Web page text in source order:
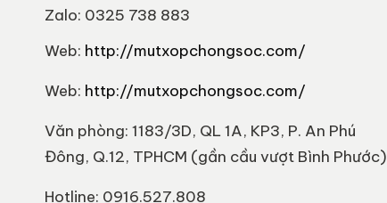
Zalo: 0325 738 883
Web: http://mutxopchongsoc.com/
Web: http://mutxopchongsoc.com/
Văn phòng: 1183/3D, QL 1A, KP3, P. An Phú
Đông, Q.12, TPHCM (gần cầu vượt Bình Phước)
Hotline: 0916.527.808